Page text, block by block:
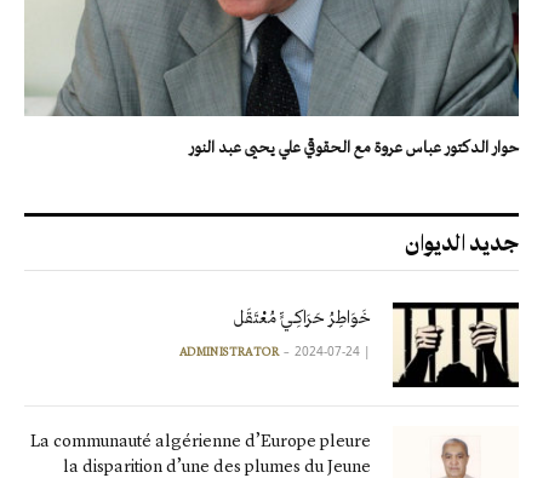
حوار الدكتور عباس عروة مع الحقوقي علي يحيى عبد النور
جديد الديوان
خَوَاطِرُ حَرَاكِـيٍّ مُعْتَقَل
|
ADMINISTRATOR 2024-07-24
La communauté algérienne d’Europe pleure
la disparition d’une des plumes du Jeune